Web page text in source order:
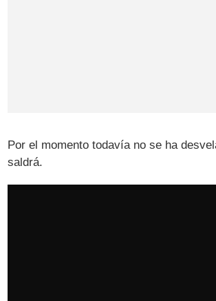
Por el momento todavía no se ha
saldrá.